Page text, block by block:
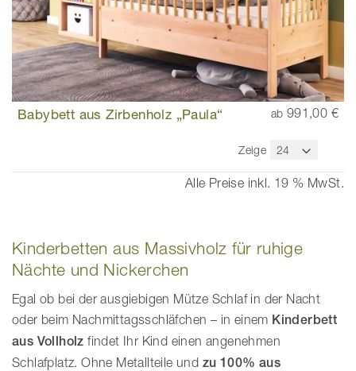
Babybett aus Zirbenholz „Paula“ ab 991,00 €
Zeige
Alle Preise inkl. 19 % MwSt.
Kinderbetten aus Massivholz für ruhige
Nächte und Nickerchen
Egal ob bei der ausgiebigen Mütze Schlaf in der Nacht
oder beim Nachmittagsschläfchen – in einem Kinderbett
aus Vollholz findet Ihr Kind einen angenehmen
Schlafplatz. Ohne Metallteile und zu 100% aus